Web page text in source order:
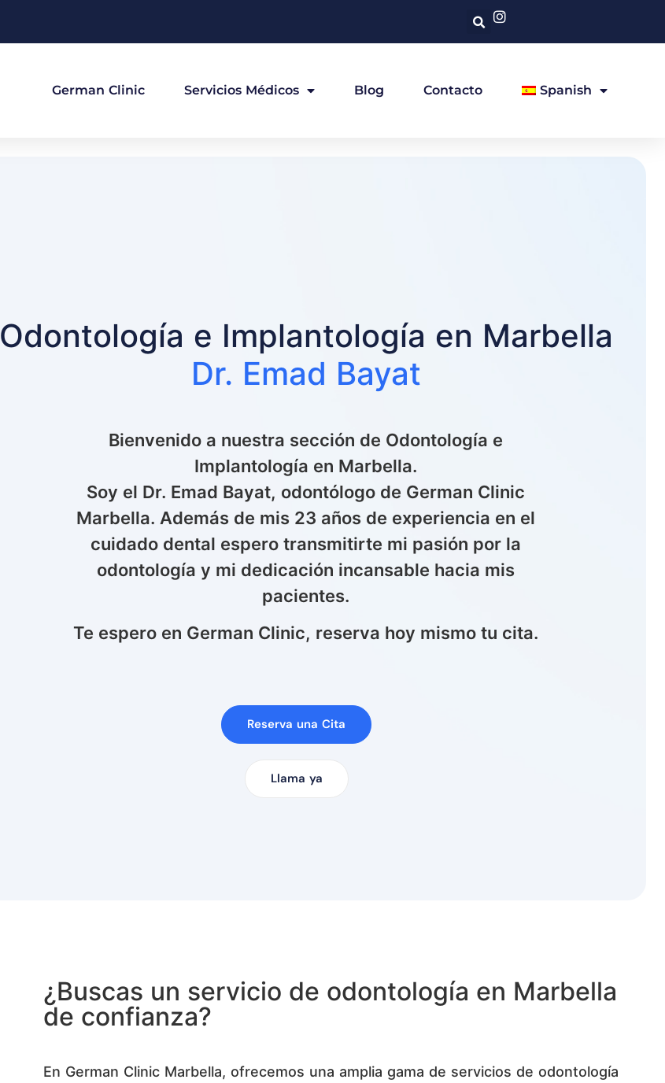
German Clinic Servicios Médicos Blog Contacto Spanish
Odontología e Implantología en Marbella
Dr. Emad Bayat
Bienvenido a nuestra sección de Odontología e
Implantología en Marbella.
Soy el Dr. Emad Bayat, odontólogo de German Clinic
Marbella. Además de mis 23 años de experiencia en el
cuidado dental espero transmitirte mi pasión por la
odontología y mi dedicación incansable hacia mis
pacientes.
Te espero en German Clinic, reserva hoy mismo tu cita.
Reserva una Cita
Llama ya
¿Buscas un servicio de odontología en Marbella
de confianza?
En German Clinic Marbella, ofrecemos una amplia gama de servicios de odontología